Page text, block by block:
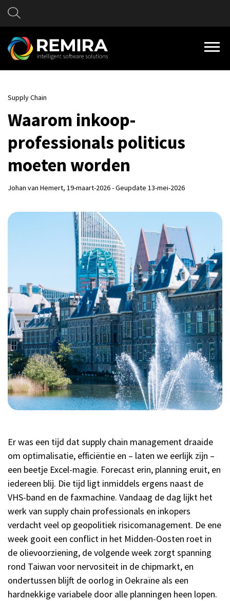
Supply Chain
Waarom inkoop-
professionals politicus
moeten worden
Johan van Hemert, 19-maart-2026 - Geupdate 13-mei-2026
Er was een tijd dat supply chain management draaide
om optimalisatie, efficiëntie en – laten we eerlijk zijn –
een beetje Excel-magie. Forecast erin, planning eruit, en
iedereen blij. Die tijd ligt inmiddels ergens naast de
VHS-band en de faxmachine. Vandaag de dag lijkt het
werk van supply chain professionals en inkopers
verdacht veel op geopolitiek risicomanagement. De ene
week gooit een conflict in het Midden-Oosten roet in
de olievoorziening, de volgende week zorgt spanning
rond Taiwan voor nervositeit in de chipmarkt, en
ondertussen blijft de oorlog in Oekraïne als een
hardnekkige variabele door alle planningen heen lopen.